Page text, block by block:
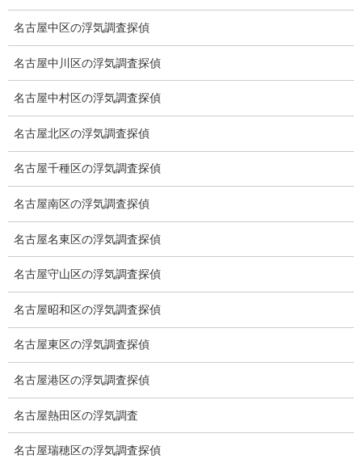
探偵を本業
調査機器
探偵の資格
弁護士紹介
浮気調査
GPS検索調査
GPS調査
車両調査
浮気調査地域
浮気調査関連調査
名古屋中区の浮気調査探偵
名古屋中川区の浮気調査探偵
名古屋中村区の浮気調査探偵
名古屋北区の浮気調査探偵
名古屋千種区の浮気調査探偵
名古屋南区の浮気調査探偵
名古屋名東区の浮気調査探偵
名古屋守山区の浮気調査探偵
名古屋昭和区の浮気調査探偵
名古屋東区の浮気調査探偵
名古屋港区の浮気調査探偵
名古屋熱田区の浮気調査
名古屋瑞穂区の浮気調査探偵